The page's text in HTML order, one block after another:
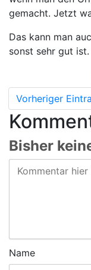
gemacht. Jetzt
Das kann man
sonst sehr gut ist.
Vorheriger
Bisher
Name